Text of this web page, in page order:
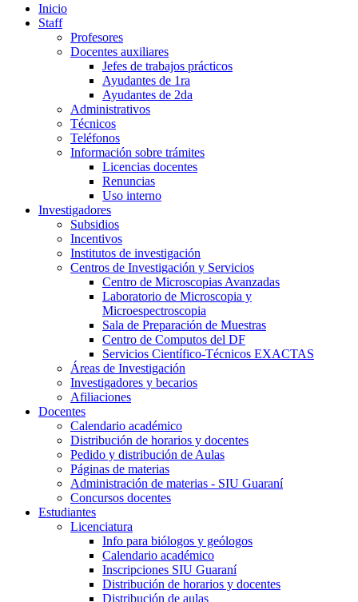
Inicio
Staff
Profesores
Docentes auxiliares
Jefes de trabajos prácticos
Ayudantes de 1ra
Ayudantes de 2da
Administrativos
Técnicos
Teléfonos
Información sobre trámites
Licencias docentes
Renuncias
Uso interno
Investigadores
Subsidios
Incentivos
Institutos de investigación
Centros de Investigación y Servicios
Centro de Microscopias Avanzadas
Laboratorio de Microscopia y
Microespectroscopia
Sala de Preparación de Muestras
Centro de Computos del DF
Servicios Científico-Técnicos EXACTAS
Áreas de Investigación
Investigadores y becarios
Afiliaciones
Docentes
Calendario académico
Distribución de horarios y docentes
Pedido y distribución de Aulas
Páginas de materias
Administración de materias - SIU Guaraní
Concursos docentes
Estudiantes
Licenciatura
Info para biólogos y geólogos
Calendario académico
Inscripciones SIU Guaraní
Distribución de horarios y docentes
Distribución de aulas